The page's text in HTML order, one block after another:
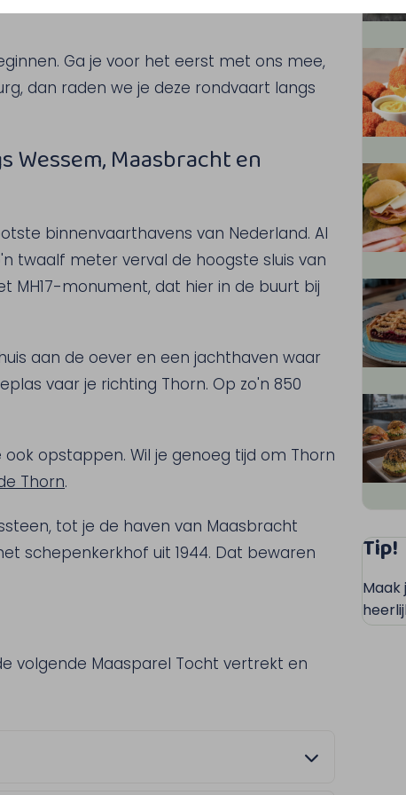
Ga je voor het eerst met ons mee,
dan raden we je deze rondvaart langs
Wessem, Maasbracht en
binnenvaarthavens van Nederland. Al
twaalf meter verval de hoogste sluis van
MH17-monument, dat hier in de buurt bij
aan de oever en een jachthaven waar
vaar je richting Thorn. Op zo'n 850
opstappen. Wil je genoeg tijd om Thorn
Thorn.
tot je de haven van Maasbracht
schepenkerkhof uit 1944. Dat bewaren
volgende Maasparel Tocht vertrekt en
Tip!